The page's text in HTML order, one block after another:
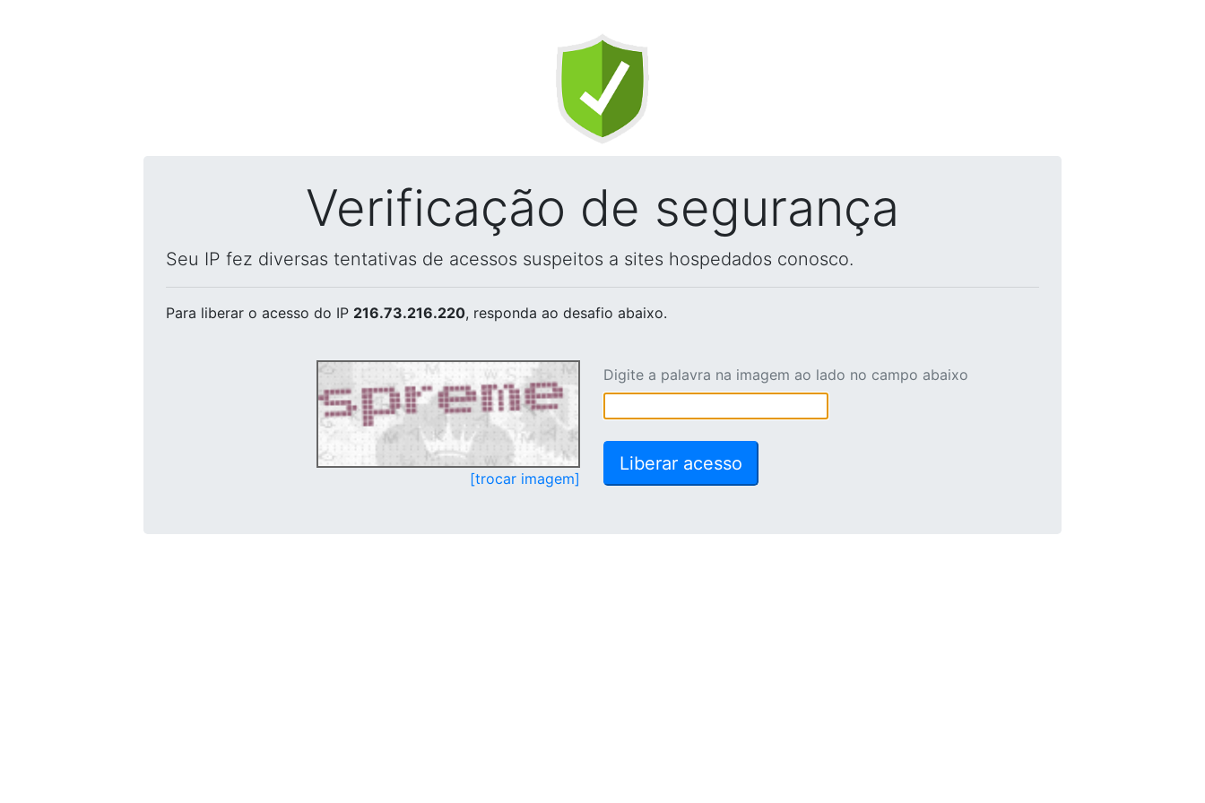
Verificação de segurança
Seu IP fez diversas tentativas de acessos suspeitos a sites hospedados conosco.
Para liberar o acesso do IP 216.73.216.220, responda ao desafio abaixo.
[trocar imagem]
Digite a palavra na imagem ao lado no campo abaixo